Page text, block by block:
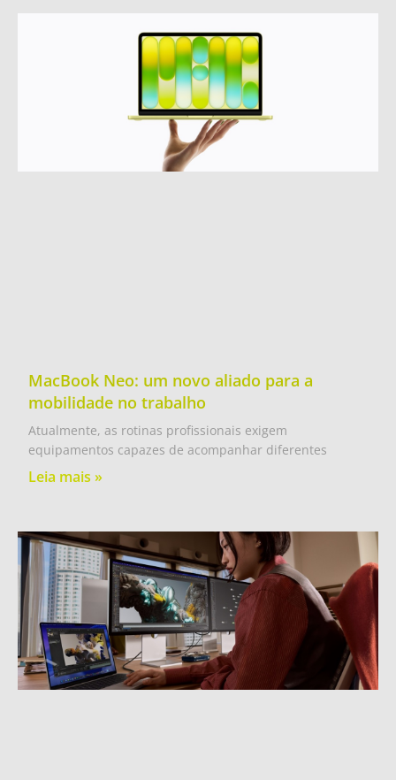
MacBook Neo: um novo aliado para a
mobilidade no trabalho
Atualmente, as rotinas profissionais exigem
equipamentos capazes de acompanhar diferentes
Leia mais »